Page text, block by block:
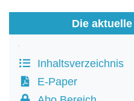
Die aktuelle
Inhaltsverzeichnis
E-Paper